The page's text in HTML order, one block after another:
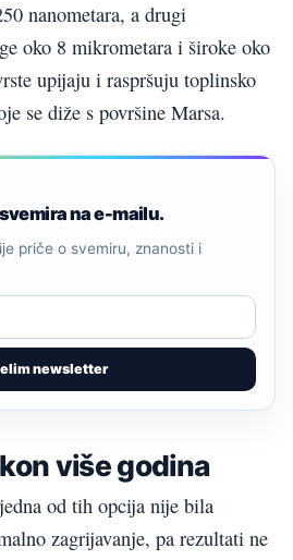
nanometara, a drugi
oko 8 mikrometara i široke oko
upijaju i raspršuju toplinsko
se diže s površine Marsa.
na e-mailu.
newsletter
priče o svemiru, znanosti i
više godina
od tih opcija nije bila
zagrijavanje, pa rezultati ne